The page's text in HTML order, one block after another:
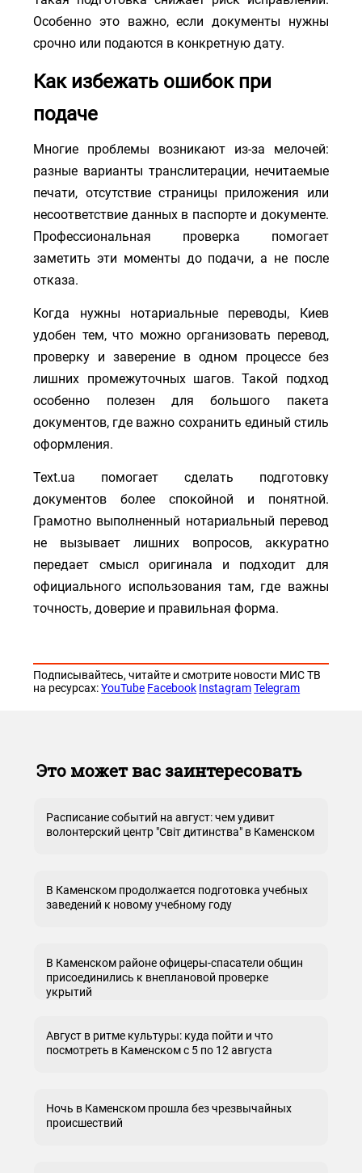
Особенно это важно, если документы нужны
срочно или подаются в конкретную дату.
Как избежать ошибок при
подаче
Многие проблемы возникают из-за мелочей:
разные варианты транслитерации, нечитаемые
печати, отсутствие страницы приложения или
несоответствие данных в паспорте и документе.
Профессиональная проверка помогает
заметить эти моменты до подачи, а не после
отказа.
Когда нужны нотариальные переводы, Киев
удобен тем, что можно организовать перевод,
проверку и заверение в одном процессе без
лишних промежуточных шагов. Такой подход
особенно полезен для большого пакета
документов, где важно сохранить единый стиль
оформления.
Text.ua помогает сделать подготовку
документов более спокойной и понятной.
Грамотно выполненный нотариальный перевод
не вызывает лишних вопросов, аккуратно
передает смысл оригинала и подходит для
официального использования там, где важны
точность, доверие и правильная форма.
Подписывайтесь, читайте и смотрите новости МИС ТВ
на ресурсах:YouTube Facebook Instagram Telegram
Это может вас заинтересовать
Расписание событий на август: чем удивит
волонтерский центр "Світ дитинства" в Каменском
В Каменском продолжается подготовка учебных
заведений к новому учебному году
В Каменском районе офицеры-спасатели общин
присоединились к внеплановой проверке
укрытий
Август в ритме культуры: куда пойти и что
посмотреть в Каменском с 5 по 12 августа
Ночь в Каменском прошла без чрезвычайных
происшествий